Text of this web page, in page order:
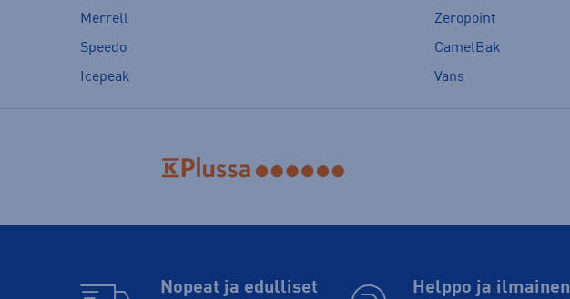
Merrell
Zeropoint
Speedo
CamelBak
Icepeak
Vans
Nopeat ja edulliset
Helppo ja ilmainen